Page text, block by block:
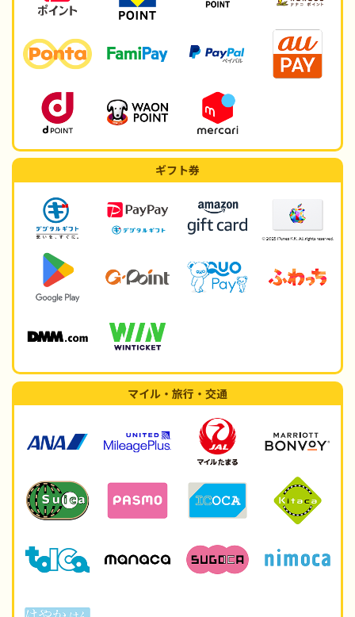
ギフト券
マイル・旅行・交通